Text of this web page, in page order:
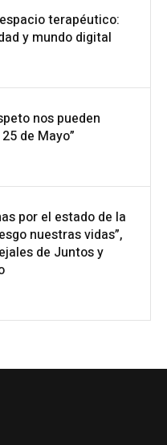
terapéutico:
y mundo digital
nos pueden
de Mayo”
por el estado de la
nuestras vidas”,
de Juntos y